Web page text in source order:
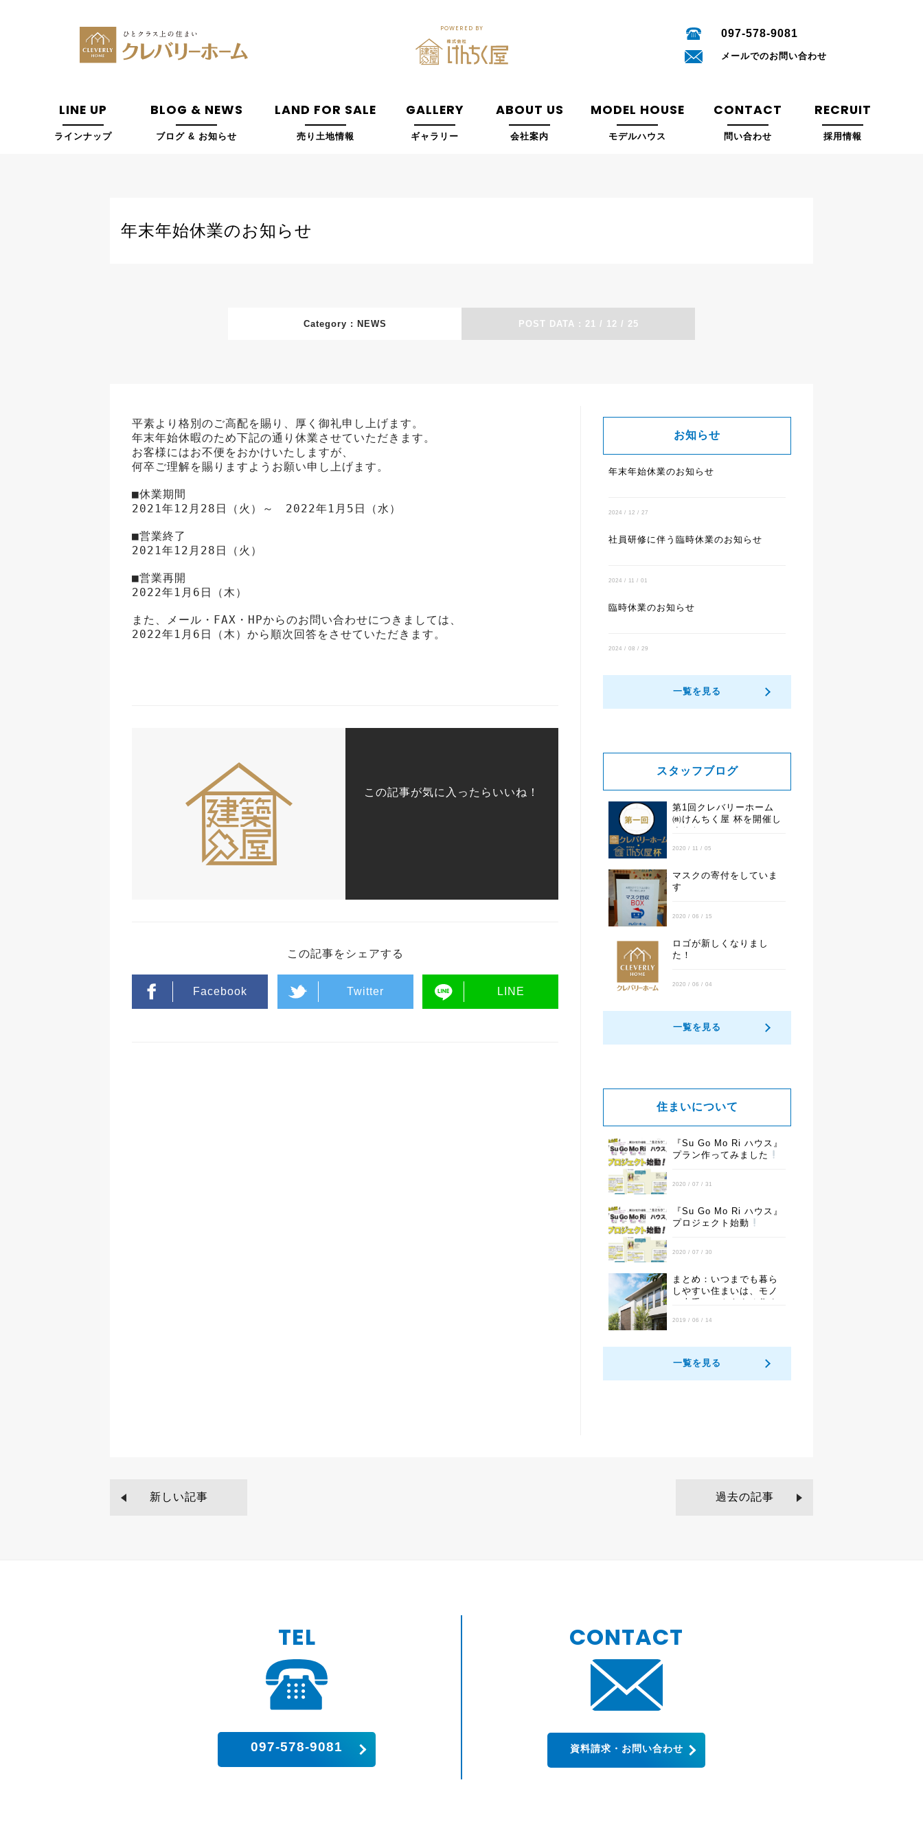
POWERED BY 097-578-9081
メールでのお問い合わせ
LINE UP
ラインナップ
BLOG & NEWS
ブログ & お知らせ
LAND FOR SALE
売り土地情報
GALLERY
ギャラリー
ABOUT US
会社案内
MODEL HOUSE
モデルハウス
CONTACT
問い合わせ
RECRUIT
採用情報
年末年始休業のお知らせ
Category : POST DATA : 21 / 12 / 25
平素より格別のご高配を賜り、厚く御礼申し上げます。
年末年始休暇のため下記の通り休業させていただきます。
お客様にはお不便をおかけいたしますが、
何卒ご理解を賜りますようお願い申し上げます。
■休業期間
2021年12月28日（火）～　2022年1月5日（水）
■営業終了
2021年12月28日（火）
■営業再開
2022年1月6日（木）
また、メール・FAX・HPからのお問い合わせにつきましては、
2022年1月6日（木）から順次回答をさせていただきます。
この記事が気に入ったらいいね！
この記事をシェアする
Facebook Twitter LINE
お知らせ
年末年始休業のお知らせ
2024 / 12 / 27
社員研修に伴う臨時休業のお知らせ
2024 / 11 / 01
臨時休業のお知らせ
2024 / 08 / 29
一覧を見る
スタッフブログ
第1回クレバリーホーム
㈱けんちく屋 杯を開催し
ました
2020 / 11 / 05
マスクの寄付をしていま
す
2020 / 06 / 15
ロゴが新しくなりまし
た！
2020 / 06 / 04
一覧を見る
住まいについて
『Su Go Mo Ri ハウス』
プラン作ってみました
2020 / 07 / 31
『Su Go Mo Ri ハウス』
プロジェクト始動
2020 / 07 / 30
まとめ：いつまでも暮ら
しやすい住まいは、モノ
と上手につきあえる住ま
2019 / 06 / 14
一覧を見る
新しい記事 過去の記事
TEL
097-578-9081
CONTACT
資料請求・お問い合わせ